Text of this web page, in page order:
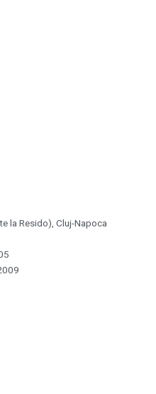
la Resido), Cluj-Napoca